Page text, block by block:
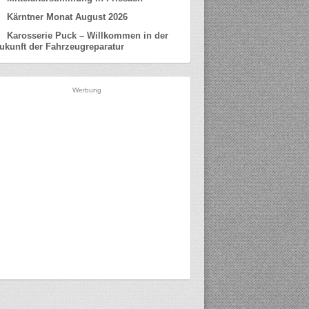
Kärntner Monat August 2026
Karosserie Puck – Willkommen in der
der Fahrzeugreparatur
Werbung